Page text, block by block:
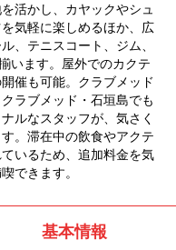
活かし、カヤックやシュ
気軽に楽しめるほか、広
、テニスコート、ジム、
います。屋外でのカクテ
催も可能。クラブメッド
ラブメッド・石垣島でも
ルなスタッフが、気さく
。滞在中の飲食やアクテ
いるため、追加料金を気
できます。
基本情報